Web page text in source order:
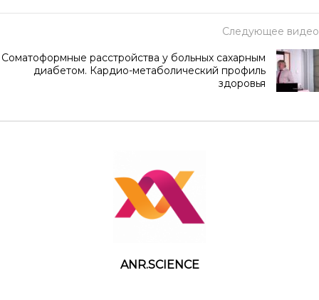
Следующее видео
Соматоформные расстройства у больных сахарным
диабетом. Кардио-метаболический профиль
здоровья
ANR.SCIENCE